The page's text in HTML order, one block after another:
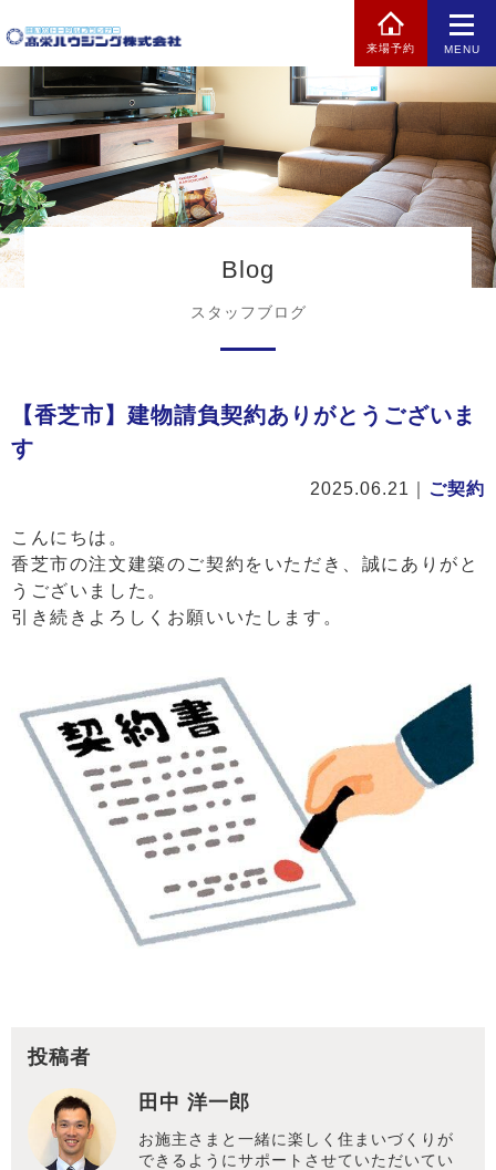
来場予約 MENU
Blog
スタッフブログ
【香芝市】建物請負契約ありがとうございま
す
2025.06.21 ご契約
こんにちは。
香芝市の注文建築のご契約をいただき、誠にありがと
うございました。
引き続きよろしくお願いいたします。
投稿者
田中 洋一郎
お施主さまと一緒に楽しく住まいづくりが
できるようにサポートさせていただいてい